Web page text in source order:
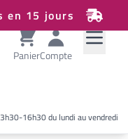
en 15 jours
PanierCompte
16h30 du lundi au vendredi